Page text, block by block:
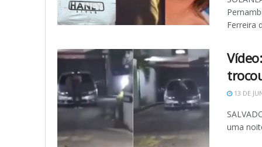
Ferreira
13 DE
uma